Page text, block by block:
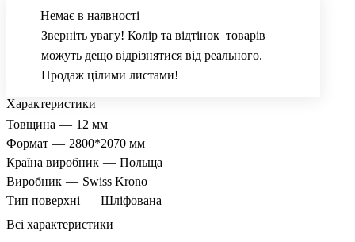
Немає в наявності
Зверніть увагу! Колір та відтінок товарів
можуть дещо відрізнятися від реального.
Продаж цілими листами!
Характеристики
Товщина — 12 мм
Формат — 2800*2070 мм
Країна виробник — Польща
Виробник — Swiss Krono
Тип поверхні — Шліфована
Всі характеристики